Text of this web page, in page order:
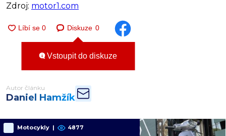
Zdroj: motor1.com
Diskuze 0
Vstoupit do diskuze
Autor článku
Daniel Hamžík
Motocykly | 4877